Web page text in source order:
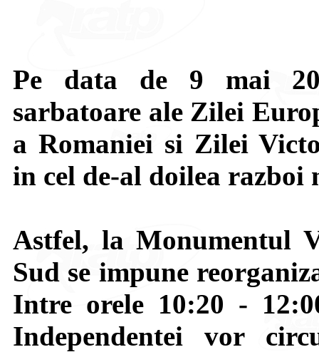
Pe data de 9 mai
sarbatoare ale Zilei
a Romaniei si Zilei
in cel de-al doilea razboi
Astfel, la Monumentul
Sud se impune
Intre orele 10:20 -
Independentei vor